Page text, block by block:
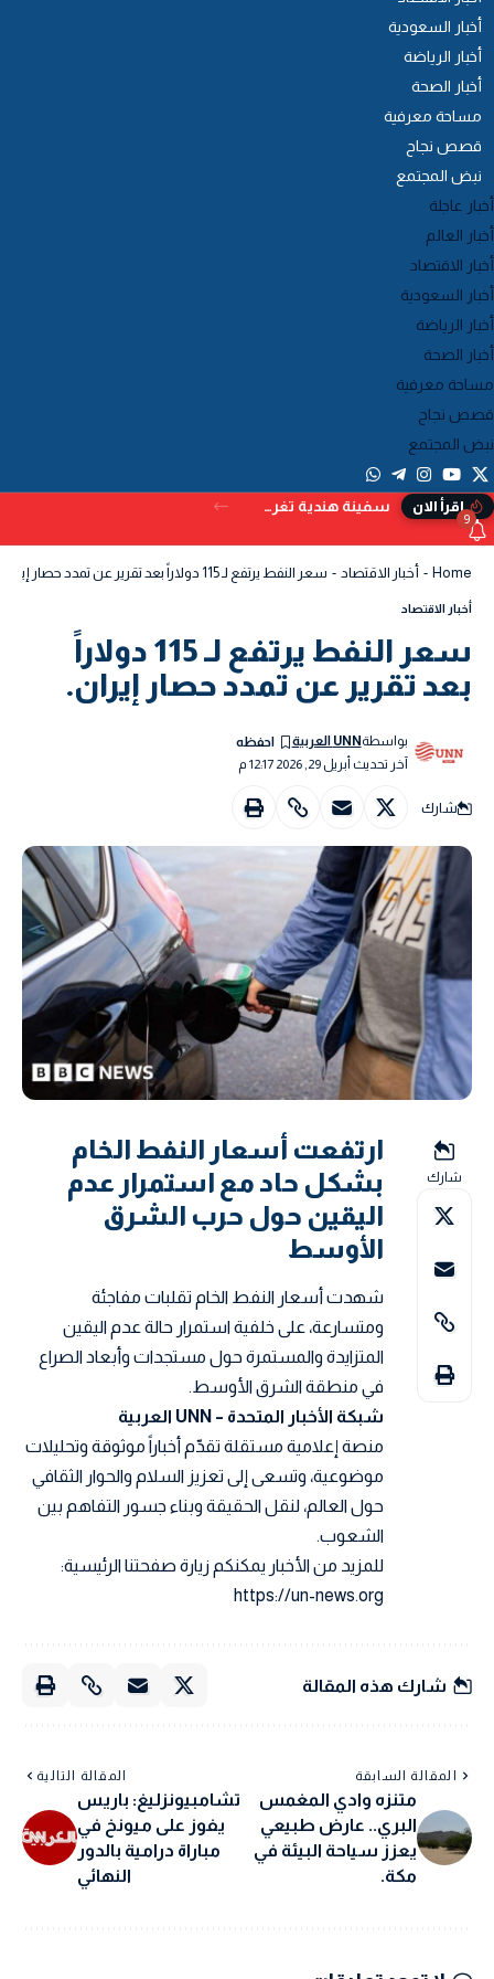
أخبار السعودية
أخبار الرياضة
أخبار الصحة
مساحة معرفية
قصص نجاح
نبض المجتمع
عاجلة
العالم
الاقتصاد
السعودية
الرياضة
الصحة
معرفية
نجاح
المجتمع
إقرأ الان سفينة هندية تغرق قبالة سواحل اليمن بعد تعرضها للإصابة بمقذوف
9
Home أخبار الاقتصاد - سعر النفط يرتفع لـ 115 دولاراً بعد تقرير عن تمدد حصار إيران.
أخبار الاقتصاد
سعر النفط يرتفع لـ 115 دولاراً
بعد تقرير عن تمدد حصار إيران.
آخر تحديث أبريل 29, 2026 12:17 م
بواسطةUNN العربية
شارك
شارك
ارتفعت أسعار النفط الخام
بشكل حاد مع استمرار عدم
اليقين حول حرب الشرق
الأوسط
شهدت أسعار النفط الخام تقلبات مفاجئة
ومتسارعة، على خلفية استمرار حالة عدم اليقين
المتزايدة والمستمرة حول مستجدات وأبعاد الصراع
في منطقة الشرق الأوسط.
شبكة الأخبار المتحدة – UNN العربية
منصة إعلامية مستقلة تقدّم أخباراً موثوقة وتحليلات
موضوعية، وتسعى إلى تعزيز السلام والحوار الثقافي
حول العالم، لنقل الحقيقة وبناء جسور التفاهم بين
الشعوب.
للمزيد من الأخبار يمكنكم زيارة صفحتنا الرئيسية:
https://un-news.org
شارك هذه المقالة
المقالة السابقة
متنزه وادي المغمس
البري.. عارض طبيعي
يعزز سياحة البيئة في
مكة.
المقالة التالية
تشامبيونزليغ: باريس
يفوز على ميونخ في
مباراة درامية بالدور
النهائي